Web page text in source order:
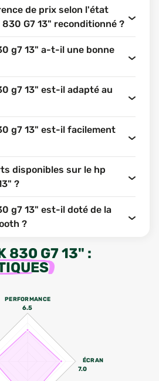
de prix selon l'état
G7 13" reconditionné ?
g7 13" a-t-il une bonne
g7 13" est-il adapté au
g7 13" est-il facilement
disponibles sur le hp
?
g7 13" est-il doté de la
?
830 G7 13" :
PERFORMANCE
6.5
ÉCRAN
7.0